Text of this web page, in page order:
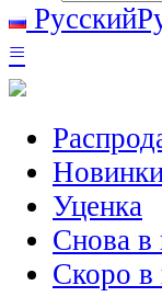
Русский
≡
Уценка
Снова в
Скоро в